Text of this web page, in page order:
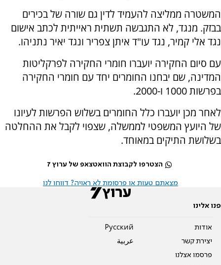
המשטרה ממליצה להעמיד לדין גם שורה של בכירים
בבזק. מנגד, לא התגבשה תשתית ראייתית לכתב אישום
נגד אלי קמיר, נגד עו"ד איתן צפריר ונגד יאיר נתניהו.
עם סיום החקירה יועברו חומרי החקירה לפרקליטות
המדינה, שם יבחנו החומרים יחד עם חומרי החקירה
בפרשות 1000 ו-2000.
לאחר מכן יועברו כלל החומרים בשלוש הפרשות לעיונו
של היועץ המשפטי לממשלה, שצפוי לקבל את ההחלטה
בשלושת התיקים במאוחד.
הצטרפו לקבוצת הוואטצאפ של ערוץ 7
מצאתם טעות או פרסומת לא ראויה? דווחו לנו
פנו אלינו
אודות
יצירת קשר
פרסמו אצלנו
Pусский
عربية